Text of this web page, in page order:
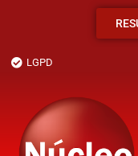
LGPD